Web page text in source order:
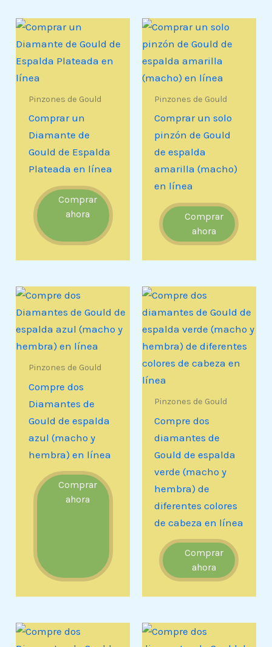
Pinzones de Gould
Comprar un
Diamante de
Gould de Espalda
Plateada en línea
Comprar
ahora
Pinzones de Gould
Comprar un solo
pinzón de Gould
de espalda
amarilla (macho)
en línea
Comprar
ahora
Pinzones de Gould
Compre dos
Diamantes de
Gould de espalda
azul (macho y
hembra) en línea
Comprar
ahora
Pinzones de Gould
Compre dos
diamantes de
Gould de espalda
verde (macho y
hembra) de
diferentes colores
de cabeza en línea
Comprar
ahora